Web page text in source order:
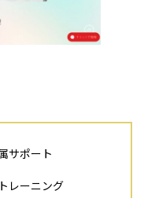
サポート
レーニング